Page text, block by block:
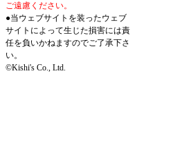
ご遠慮ください。
●当ウェブサイトを装ったウェブ
サイトによって生じた損害には責
任を負いかねますのでご了承下さ
い。
©Kishi's Co., Ltd.